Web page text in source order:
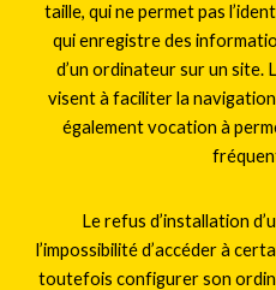
taille, qui ne permet pas
qui enregistre des
d’un ordinateur sur un site.
visent à faciliter la
également vocation à
Le refus d’installation
l’impossibilité d’accéder à
toutefois configurer son